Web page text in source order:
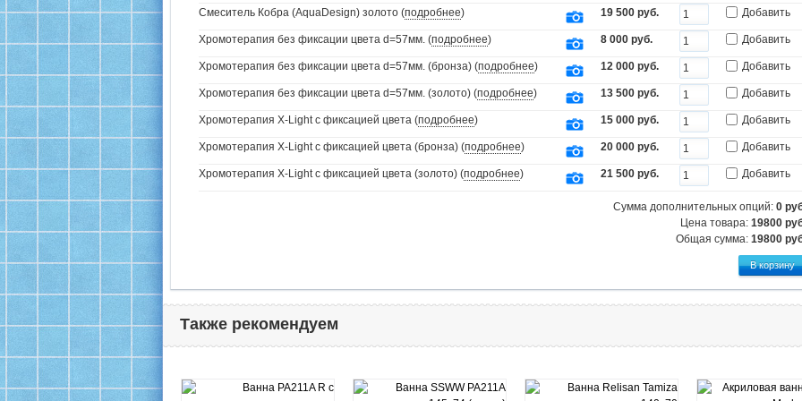
Смеситель Кобра (AquaDesign) золото (подробнее) 19 500 руб. Добавить
Хромотерапия без фиксации цвета d=57мм. (подробнее) 8 000 руб. Добавить
Хромотерапия без фиксации цвета d=57мм. (бронза) (подробнее) 12 000 руб. Добавить
Хромотерапия без фиксации цвета d=57мм. (золото) (подробнее) 13 500 руб. Добавить
Хромотерапия X-Light с фиксацией цвета (подробнее) 15 000 руб. Добавить
Хромотерапия X-Light с фиксацией цвета (бронза) (подробнее) 20 000 руб. Добавить
Хромотерапия X-Light с фиксацией цвета (золото) (подробнее) 21 500 руб. Добавить
Сумма дополнительных опций: 0
Цена товара: 19800
Общая сумма: 19800
Также рекомендуем